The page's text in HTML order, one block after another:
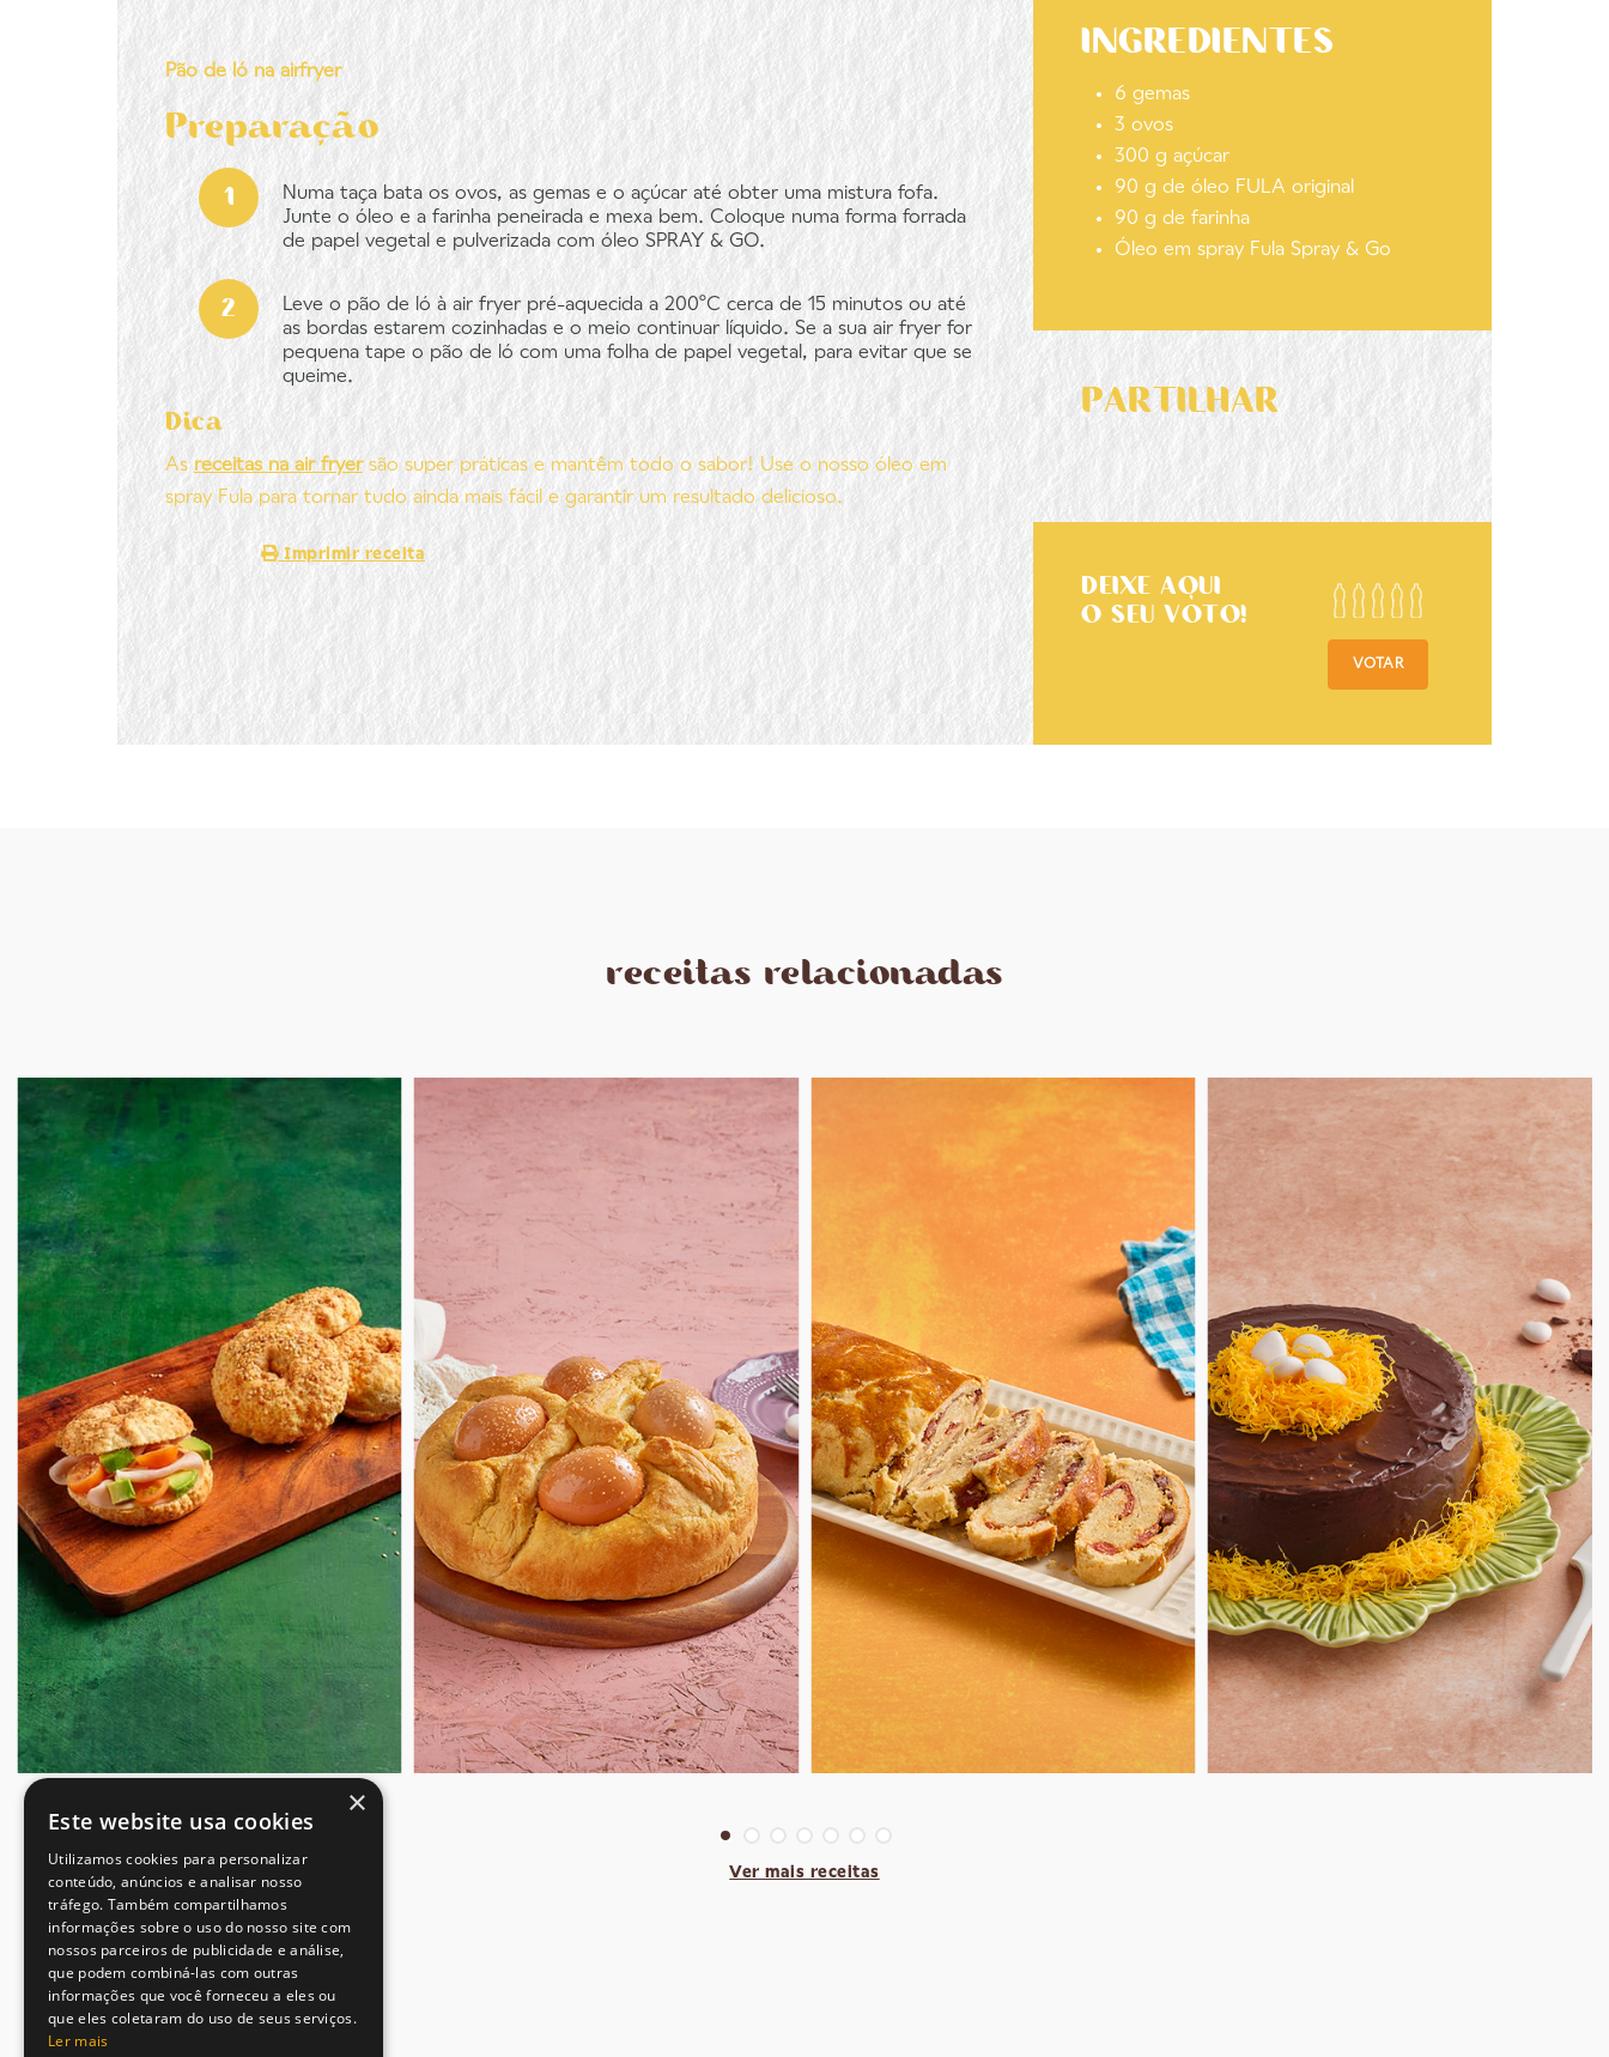
Pão de ló na airfryer
Preparação
Numa taça bata os ovos, as gemas e o açúcar até obter uma mistura fofa.
Junte o óleo e a farinha peneirada e mexa bem. Coloque numa forma forrada
de papel vegetal e pulverizada com óleo SPRAY & GO.
Leve o pão de ló à air fryer pré-aquecida a 200ºC cerca de 15 minutos ou até
as bordas estarem cozinhadas e o meio continuar líquido. Se a sua air fryer for
pequena tape o pão de ló com uma folha de papel vegetal, para evitar que se
queime.
Dica
As receitas na air fryersão super práticas e mantêm todo o sabor! Use o nosso óleo em
spray Fula para tornar tudo ainda mais fácil e garantir um resultado delicioso.
Imprimir receita
INGREDIENTES
6 gemas
3 ovos
300 g açúcar
90 g de óleo FULA original
90 g de farinha
Óleo em spray Fula Spray & Go
PARTILHAR
DEIXE AQUI
O SEU VOTO!
VOTAR
receitas relacionadas
Ver mais receitas
×
Este website usa cookies
Utilizamos cookies para personalizar
conteúdo, anúncios e analisar nosso
tráfego. Também compartilhamos
informações sobre o uso do nosso site com
nossos parceiros de publicidade e análise,
que podem combiná-las com outras
informações que você forneceu a eles ou
que eles coletaram do uso de seus serviços.
Ler mais